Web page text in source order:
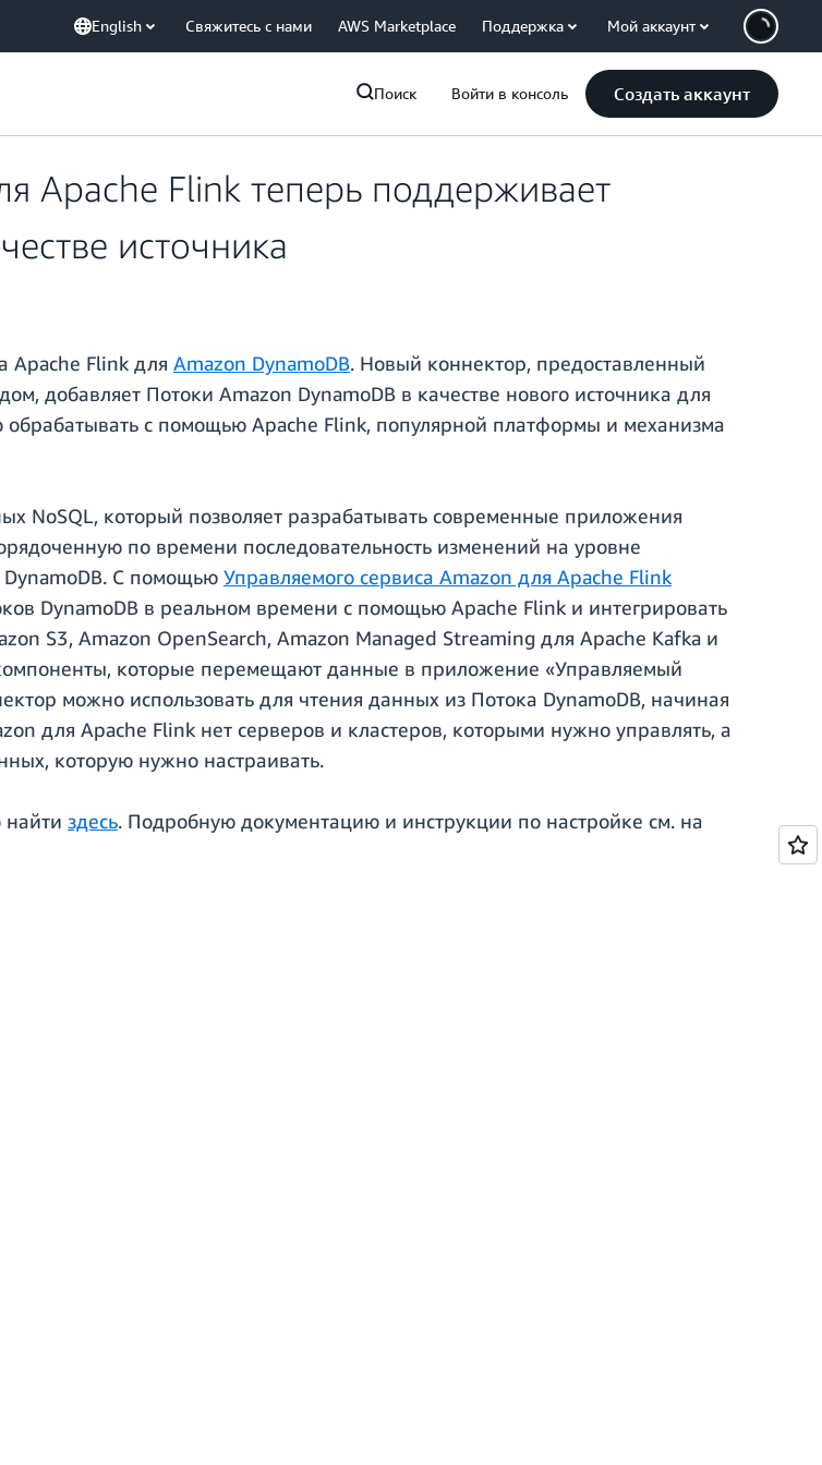
English Свяжитесь с нами AWS Marketplace Поддержка Мой аккаунт
Поиск Войти в консоль Создать аккаунт
Apache Flink теперь поддерживает
источника
Apache Flink для Amazon DynamoDB. Новый коннектор, предоставленный
добавляет Потоки Amazon DynamoDB в качестве нового источника для
с помощью Apache Flink, популярной платформы и механизма
NoSQL, который позволяет разрабатывать современные приложения
по времени последовательность изменений на уровне
DynamoDB. С помощью Управляемого сервиса Amazon для Apache Flink
DynamoDB в реальном времени с помощью Apache Flink и интегрировать
S3, Amazon OpenSearch, Amazon Managed Streaming для Apache Kafka и
которые перемещают данные в приложение «Управляемый
можно использовать для чтения данных из Потока DynamoDB, начиная
для Apache Flink нет серверов и кластеров, которыми нужно управлять, а
которую нужно настраивать.
найти здесь. Подробную документацию и инструкции по настройке см. на